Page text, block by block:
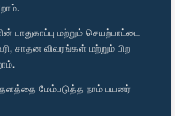
மற்றும் செயற்பாட்டை
சாதன விவரங்கள் மற்றும் பிற
மேம்படுத்த நாம் பயனர்